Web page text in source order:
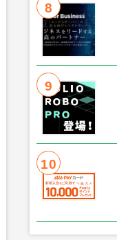
8
9
10